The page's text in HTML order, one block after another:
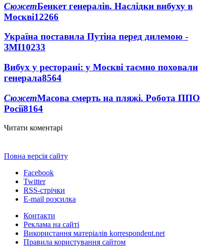
СюжетБенкет генералів. Наслідки вибуху в
Москві12266
Україна поставила Путіна перед дилемою -
ЗМІ10233
Вибух у ресторані: у Москві таємно поховали
генерала8564
СюжетМасова смерть на пляжі. Робота ППО
Росії8164
Читати коментарі
Повна версія сайту
Facebook
Twitter
RSS-стрічки
E-mail розсилка
Контакти
Реклама на сайті
Використання матеріалів korrespondent.net
Правила користування сайтом